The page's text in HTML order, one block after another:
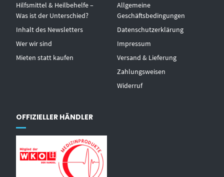
Hilfsmittel & Heilbehelfe –
Was ist der Unterschied?
Inhalt des Newsletters
Wer wir sind
Mieten statt kaufen
Allgemeine
Geschäftsbedingungen
Datenschutzerklärung
Impressum
Versand & Lieferung
Zahlungsweisen
Widerruf
OFFIZIELLER HÄNDLER